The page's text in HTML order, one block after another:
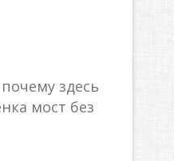
здесь
мост без